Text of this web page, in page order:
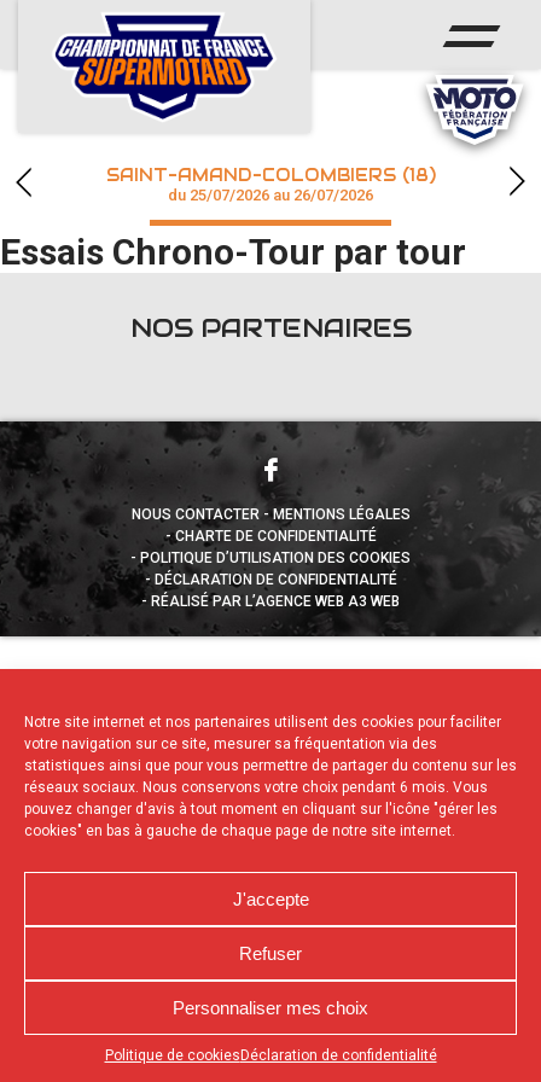
Notre site internet et nos partenaires utilisent des cookies pour faciliter
votre navigation sur ce site, mesurer sa fréquentation via des
statistiques ainsi que pour vous permettre de partager du contenu sur les
réseaux sociaux. Nous conservons votre choix pendant 6 mois. Vous
pouvez changer d'avis à tout moment en cliquant sur l'icône "gérer les
cookies" en bas à gauche de chaque page de notre site internet.
J'accepte
Refuser
Personnaliser mes choix
Politique de cookies Déclaration de confidentialité
Appuyez sur le bouton partager en bas de votre
ACCUEIL
ACTUS
CALENDRIER
CHAMPIONNAT
RÉSULTATS
SAINT-AMAND-COLOMBIERS (18)
du 25/07/2026 au 26/07/2026
Essais Chrono-Tour par tour
NOS PARTENAIRES
NOUS CONTACTER
MENTIONS LÉGALES
CHARTE DE CONFIDENTIALITÉ
POLITIQUE D’UTILISATION DES COOKIES
DÉCLARATION DE CONFIDENTIALITÉ
RÉALISÉ PAR L’AGENCE WEB A3 WEB